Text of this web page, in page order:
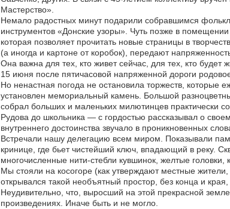
Мастерство».
Немало радостных минут подарили собравшимся
инструментов «Донские узоры». Чуть позже в
которая позволяет прочитать новые страницы в
(а иногда и картоне от коробок), передают
Она важна для тех, кто живет сейчас, для тех, кто будет
15 июня после пятичасовой напряженной дороги
Но ненастная погода не остановила торжеств,
установлен мемориальный камень. Большой
собрал больших и маленьких милютинцев практически
Рудова до школьника — с гордостью рассказывал о
внутреннего достоинства звучало в проникновенных
Встречали нашу делегацию всем миром. Показывали
кринице, где бьет чистейший ключ, впадающий в реку.
многочисленные нити-стебли кувшинок, желтые головки,
Мы стояли на косогоре (как утверждают местные
открывался такой необъятный простор, без конца и
Неудивительно, что, выросший на этой прекрасной
произведениях. Иначе быть и не могло.